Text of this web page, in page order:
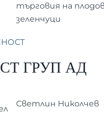
търговия на
зеленчуци
ГРУП АД
Светлин Николчев